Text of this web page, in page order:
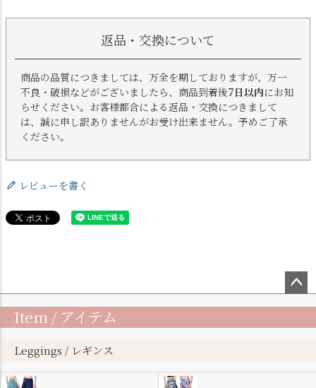
返品・交換について
商品の品質につきましては、万全を期しておりますが、万一
不良・破損などがございましたら、商品到着後7日以内にお知
らせください。お客様都合による返品・交換につきまして
は、誠に申し訳ありませんがお受け出来ません。予めご了承
ください。
レビューを書く
ップ
Item / アイテム
Leggings / レギンス